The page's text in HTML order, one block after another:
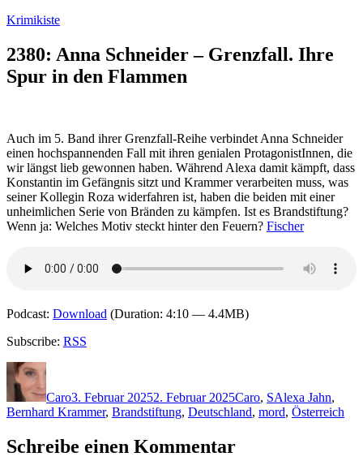
Zum
springen
Krimikiste
2380: Anna Schneider – Grenzfall. Ihre
Spur in den Flammen
Auch im 5. Band ihrer Grenzfall-Reihe verbindet Anna Schneider
einen hochspannenden Fall mit ihren genialen ProtagonistInnen, die
wir längst lieb gewonnen haben. Während Alexa damit kämpft, dass
Konstantin im Gefängnis sitzt und Krammer verarbeiten muss, was
seiner Kollegin Roza widerfahren ist, haben die beiden mit einer
unheimlichen Serie von Bränden zu kämpfen. Ist es Brandstiftung?
Wenn ja: Welches Motiv steckt hinter den Feuern? Fischer
Podcast: Download (Duration: 4:10 — 4.4MB)
Subscribe: RSS
Autor
Caro3. Februar 20252. Februar 2025Caro, SAlexa Jahn,
Bernhard Krammer, Brandstiftung, Deutschland, mord, Österreich
Schreibe einen Kommentar